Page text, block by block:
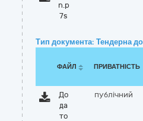
n.p
7s
Тип документа: Тендерна
ФАЙЛ ПРИВАТНІСТЬ
До
да
то
публічний